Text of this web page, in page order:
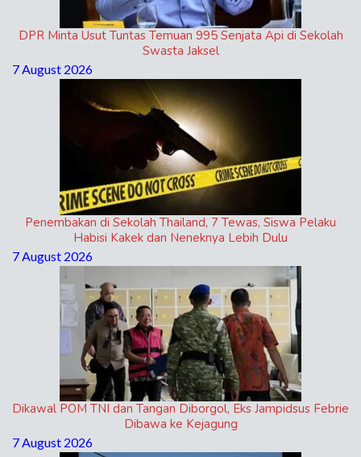
DPR Minta Usut Tuntas Temuan 995 Senjata Api di Sekolah
Swasta Jaksel
7 August 2026
Penembakan di Sekolah Thailand, 7 Tewas, Siswa Pelaku
Habisi Kakek dan Neneknya Lebih Dulu
7 August 2026
Dikawal POM TNI dan Tangan Diborgol, Eks Jampidsus Febrie
Dibawa ke Kejagung
7 August 2026